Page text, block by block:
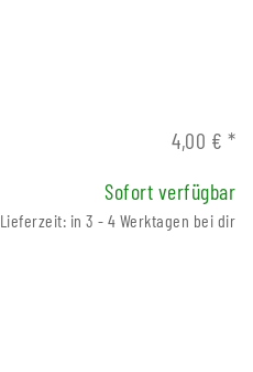
4,00 € *
Sofort verfügbar
Lieferzeit: in 3 - 4 Werktagen bei dir